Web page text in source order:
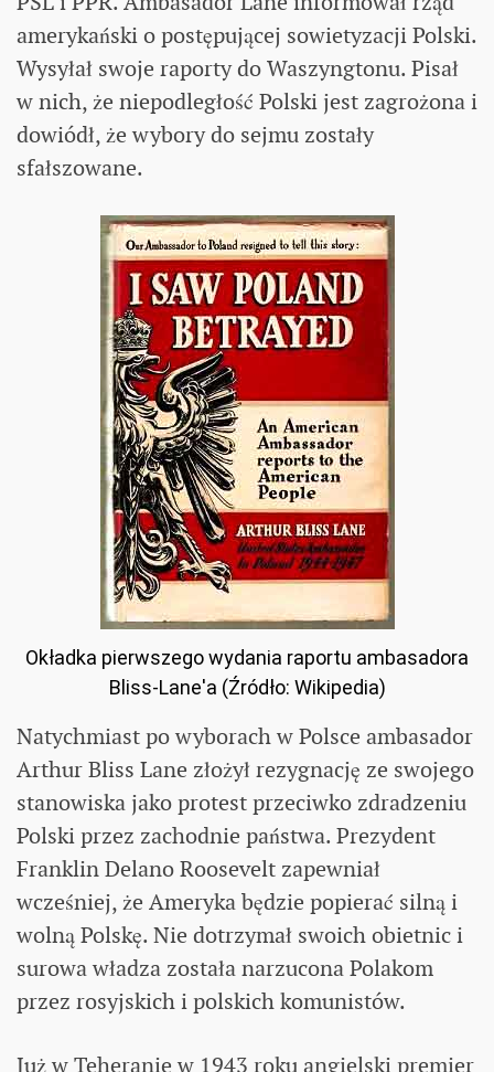
amerykański o postępującej sowietyzacji Polski.
Wysyłał swoje raporty do Waszyngtonu. Pisał
w nich, że niepodległość Polski jest zagrożona i
dowiódł, że wybory do sejmu zostały
sfałszowane.
Okładka pierwszego wydania raportu ambasadora
Bliss-Lane'a (Źródło: Wikipedia)
Natychmiast po wyborach w Polsce ambasador
Arthur Bliss Lane złożył rezygnację ze swojego
stanowiska jako protest przeciwko zdradzeniu
Polski przez zachodnie państwa. Prezydent
Franklin Delano Roosevelt zapewniał
wcześniej, że Ameryka będzie popierać silną i
wolną Polskę. Nie dotrzymał swoich obietnic i
surowa władza została narzucona Polakom
przez rosyjskich i polskich komunistów.
Już w Teheranie w 1943 roku angielski premier